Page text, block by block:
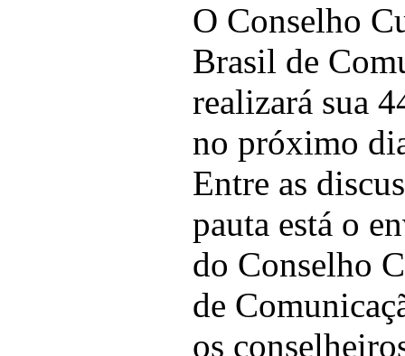
O Conselho
Brasil de
realizará sua
no próximo
Entre as
pauta está o
do Conselho
de
os